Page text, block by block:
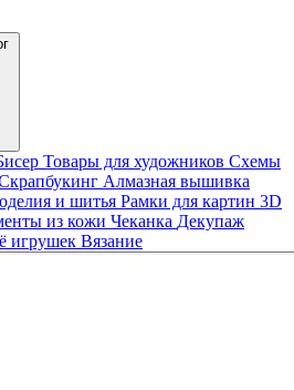
Товары для художников Схемы
Алмазная вышивка
и шитья Рамки для картин 3D
из кожи Чеканка Декупаж
игрушек Вязание